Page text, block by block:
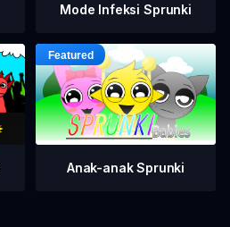
Mode Infeksi Sprunki
Anak-anak Sprunki